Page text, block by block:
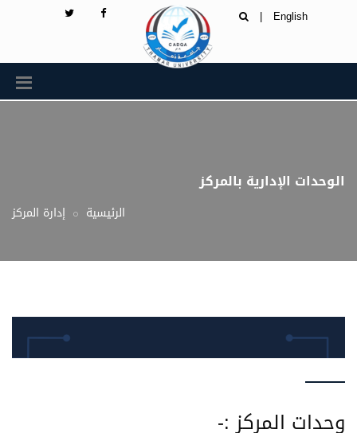
English
|
الوحدات الإدارية بالمركز
الرئيسية إدارة المركز
وحدات المركز :-